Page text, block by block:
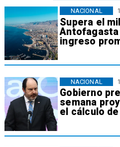
Supera el
ingreso
NACIONAL
Gobierno
semana
el cálculo
NACIONAL